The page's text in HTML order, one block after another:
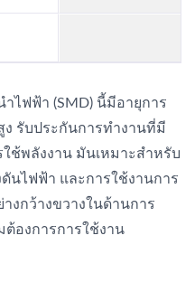
ไฟฟ้า (SMD) นี้มีอายุการ
ง รับประกันการทำงานที่มี
ช้พลังงาน มันเหมาะสำหรับ
นไฟฟ้า และการใช้งานการ
กว้างขวางในด้านการ
องการการใช้งาน